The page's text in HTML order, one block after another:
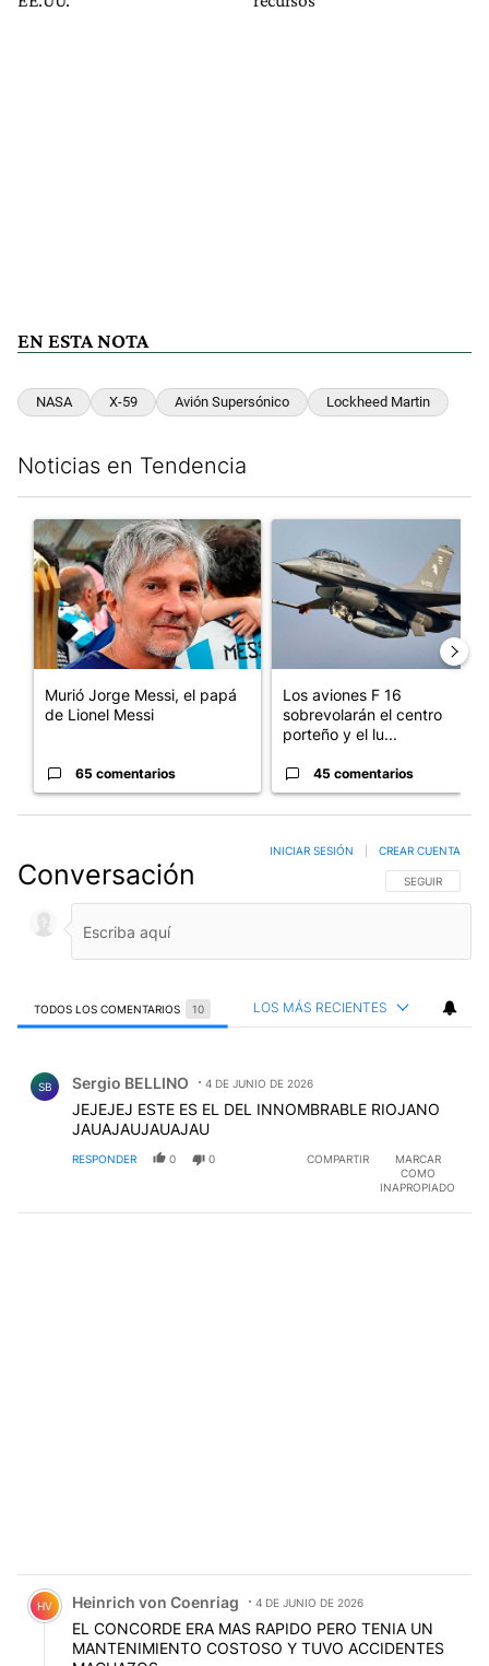
EN ESTA NOTA
NASA X-59 Avión Supersónico Lockheed Martin
Noticias en Tendencia
Un artículo de tendencia con el título "Murió Jorge Messi, el
Murió Jorge Messi, el papá
de Lionel Messi
65 comentarios
Los aviones F 16
sobrevolarán el centro
porteño y el lu...
45 comentarios
Conversación SIGA ESTA
SEGUIR
INICIAR SESIÓN CREAR CUENTA
TODOS LOS COMENTARIOS 10 LOS MÁS RECIENTES
SB Sergio BELLINO 4 DE JUNIO DE 2026
JEJEJEJ ESTE ES EL DEL INNOMBRABLE RIOJANO
JAUAJAUJAUAJAU
RESPONDER 0 0 COMPARTIR
MARCAR
COMO
INAPROPIADO
Comentario de Heinrich von Coenriag.
HV Heinrich von Coenriag 4 DE JUNIO DE 2026
EL CONCORDE ERA MAS RAPIDO PERO TENIA UN
MANTENIMIENTO COSTOSO Y TUVO ACCIDENTES